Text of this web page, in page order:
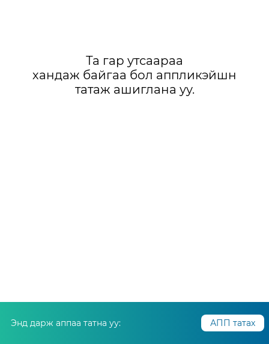
Та гар утсаараа
хандаж байгаа бол аппликэйшн
татаж ашиглана уу.
Энд дарж аппаа татна уу: АПП татах